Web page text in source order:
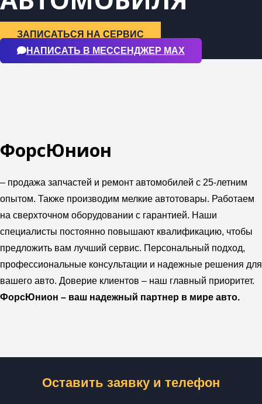
ЗАПИСАТЬСЯ НА СЕРВИС
НАПИСАТЬ В МЕССЕНДЖЕР МАХ
ФорсЮнион
– продажа запчастей и ремонт автомобилей с 25-летним
опытом. Также производим мелкие автотовары. Работаем
на сверхточном оборудовании с гарантией. Наши
специалисты постоянно повышают квалификацию, чтобы
предложить вам лучший сервис. Персональный подход,
профессиональные консультации и надежные решения для
вашего авто. Доверие клиентов – наш главный приоритет.
ФорсЮнион – ваш надежный партнер в мире авто.
Оставить заявку и телефон